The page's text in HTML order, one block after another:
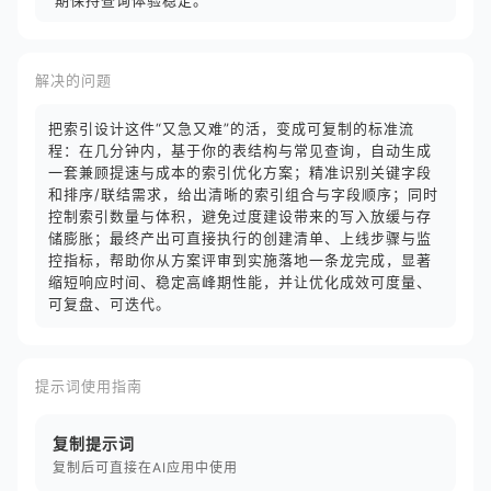
解决的问题
把索引设计这件“又急又难”的活，变成可复制的标准流
程：在几分钟内，基于你的表结构与常见查询，自动生成
一套兼顾提速与成本的索引优化方案；精准识别关键字段
和排序/联结需求，给出清晰的索引组合与字段顺序；同时
控制索引数量与体积，避免过度建设带来的写入放缓与存
储膨胀；最终产出可直接执行的创建清单、上线步骤与监
控指标，帮助你从方案评审到实施落地一条龙完成，显著
缩短响应时间、稳定高峰期性能，并让优化成效可度量、
可复盘、可迭代。
提示词使用指南
复制提示词
复制后可直接在AI应用中使用